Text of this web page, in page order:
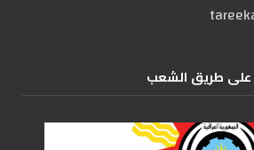
علی طریق الشعب